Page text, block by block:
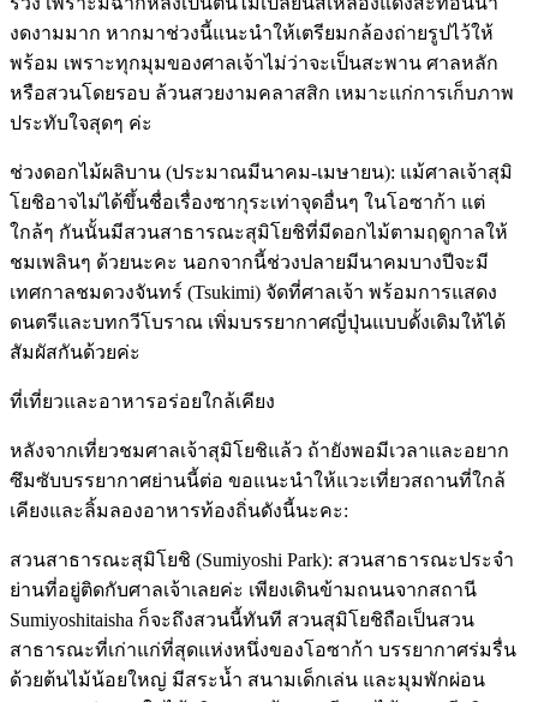
งดงามมาก หากมาช่วงนี้แนะนำให้เตรียมกล้องถ่ายรูปไว้ให้
พร้อม เพราะทุกมุมของศาลเจ้าไม่ว่าจะเป็นสะพาน ศาลหลัก
หรือสวนโดยรอบ ล้วนสวยงามคลาสสิก เหมาะแก่การเก็บภาพ
ประทับใจสุดๆ ค่ะ
ช่วงดอกไม้ผลิบาน (ประมาณมีนาคม-เมษายน): แม้ศาลเจ้าสุมิ
โยชิอาจไม่ได้ขึ้นชื่อเรื่องซากุระเท่าจุดอื่นๆ ในโอซาก้า แต่
ใกล้ๆ กันนั้นมีสวนสาธารณะสุมิโยชิที่มีดอกไม้ตามฤดูกาลให้
ชมเพลินๆ ด้วยนะคะ นอกจากนี้ช่วงปลายมีนาคมบางปีจะมี
เทศกาลชมดวงจันทร์ (Tsukimi) จัดที่ศาลเจ้า พร้อมการแสดง
ดนตรีและบทกวีโบราณ เพิ่มบรรยากาศญี่ปุ่นแบบดั้งเดิมให้ได้
สัมผัสกันด้วยค่ะ
ที่เที่ยวและอาหารอร่อยใกล้เคียง
หลังจากเที่ยวชมศาลเจ้าสุมิโยชิแล้ว ถ้ายังพอมีเวลาและอยาก
ซึมซับบรรยากาศย่านนี้ต่อ ขอแนะนำให้แวะเที่ยวสถานที่ใกล้
เคียงและลิ้มลองอาหารท้องถิ่นดังนี้นะคะ:
สวนสาธารณะสุมิโยชิ (Sumiyoshi Park): สวนสาธารณะประจำ
ย่านที่อยู่ติดกับศาลเจ้าเลยค่ะ เพียงเดินข้ามถนนจากสถานี
Sumiyoshitaisha ก็จะถึงสวนนี้ทันที สวนสุมิโยชิถือเป็นสวน
สาธารณะที่เก่าแก่ที่สุดแห่งหนึ่งของโอซาก้า บรรยากาศร่มรื่น
ด้วยต้นไม้น้อยใหญ่ มีสระน้ำ สนามเด็กเล่น และมุมพักผ่อน